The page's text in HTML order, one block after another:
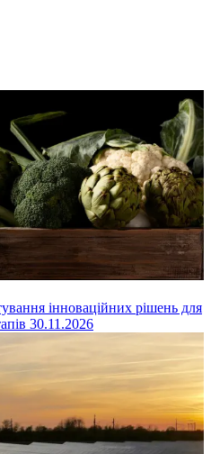
інноваційних рішень для
30.11.2026